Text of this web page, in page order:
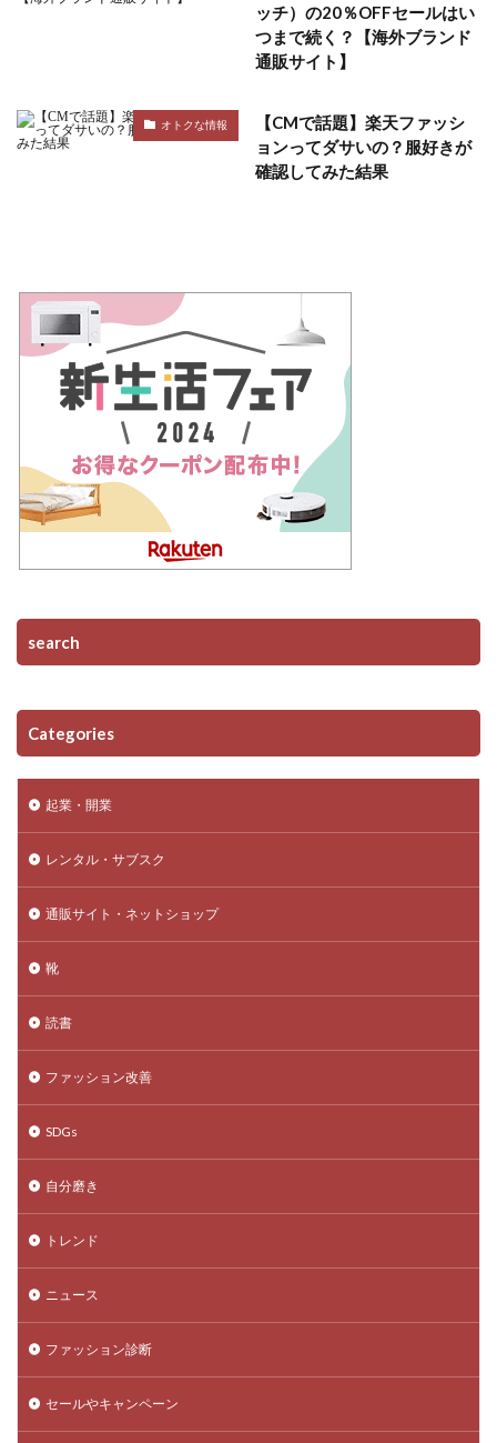
ッチ）の20％OFFセールはい
つまで続く？【海外ブランド
通販サイト】
オトクな情報
【CMで話題】楽天ファッシ
ョンってダサいの？服好きが
確認してみた結果
search
Categories
起業・開業
レンタル・サブスク
通販サイト・ネットショップ
靴
読書
ファッション改善
SDGs
自分磨き
トレンド
ニュース
ファッション診断
セールやキャンペーン